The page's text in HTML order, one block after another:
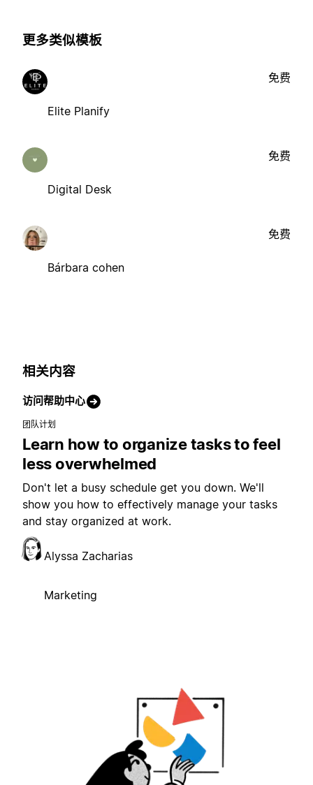
更多类似模板
Elite Planify
免费
Digital Desk
免费
Bárbara cohen
免费
相关内容
访问帮助中心
团队计划
Learn how to organize tasks to feel
less overwhelmed
Don't let a busy schedule get you down. We'll
show you how to effectively manage your tasks
and stay organized at work.
Alyssa Zacharias
Marketing